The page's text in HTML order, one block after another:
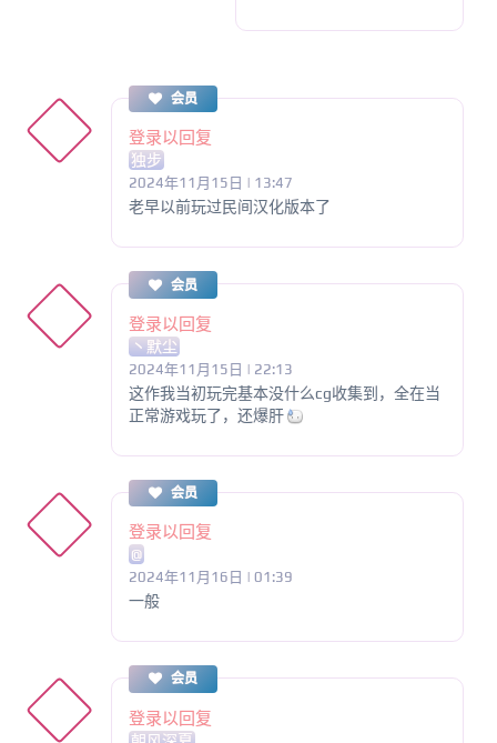
会员
登录以回复
独步
2024年11月15日 | 13:47
老早以前玩过民间汉化版本了
会员
登录以回复
丶默尘
2024年11月15日 | 22:13
这作我当初玩完基本没什么cg收集到，全在当
正常游戏玩了，还爆肝
会员
登录以回复
@
2024年11月16日 | 01:39
一般
会员
登录以回复